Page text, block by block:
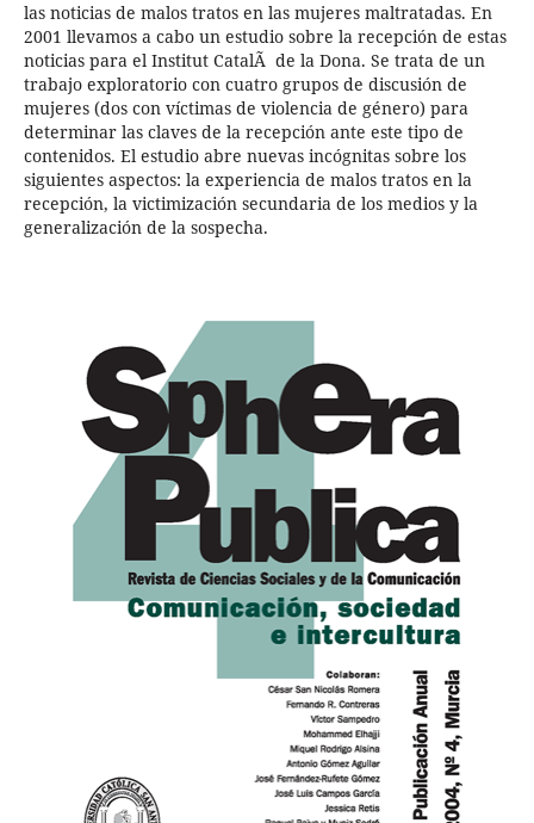
las noticias de malos tratos en las mujeres maltratadas. En
2001 llevamos a cabo un estudio sobre la recepción de estas
noticias para el Institut CatalÃ de la Dona. Se trata de un
trabajo exploratorio con cuatro grupos de discusión de
mujeres (dos con víctimas de violencia de género) para
determinar las claves de la recepción ante este tipo de
contenidos. El estudio abre nuevas incógnitas sobre los
siguientes aspectos: la experiencia de malos tratos en la
recepción, la victimización secundaria de los medios y la
generalización de la sospecha.